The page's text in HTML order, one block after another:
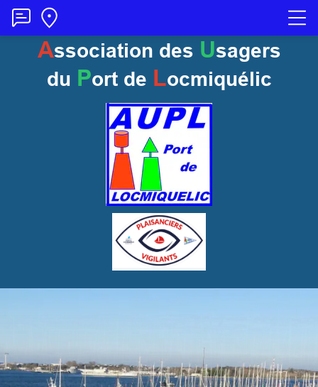
Association des Usagers
du Port de Locmiquélic